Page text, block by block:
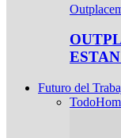
Futuro del
Todo